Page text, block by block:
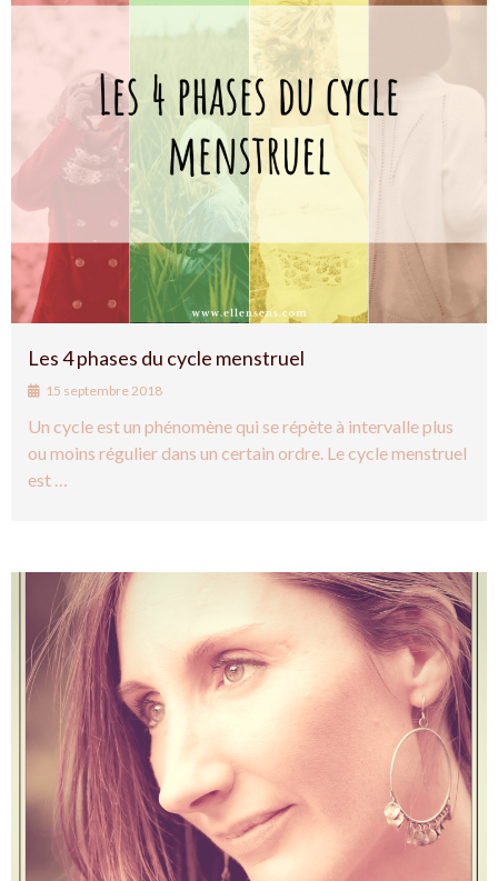
Les 4 phases du cycle menstruel
15 septembre 2018
Un cycle est un phénomène qui se répète à intervalle plus
ou moins régulier dans un certain ordre. Le cycle menstruel
est …